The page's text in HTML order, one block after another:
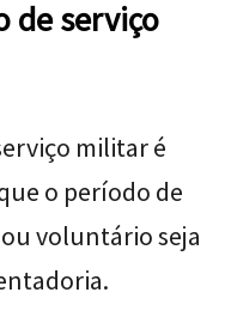
de serviço
militar é
o período de
voluntário seja